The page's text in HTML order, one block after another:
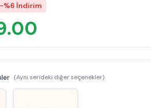
-%6 İndirim
(Aynı serideki diğer seçenekler)